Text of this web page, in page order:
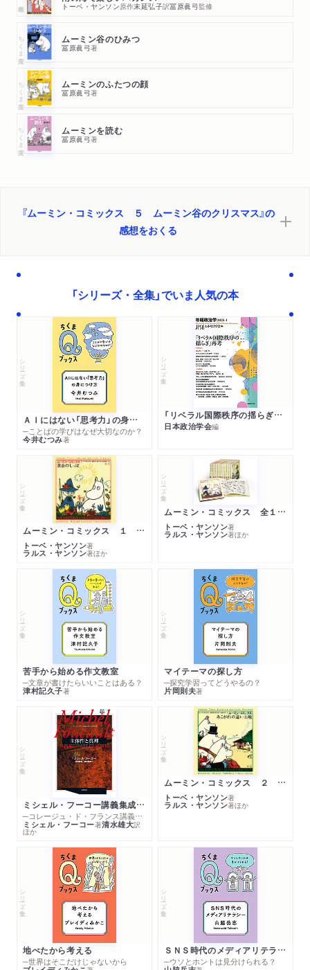
トーベ・ヤンソン原作末延弘子訳冨原眞弓監修
ちくま文庫 ムーミン谷のひみつ
冨原眞弓著
ちくま文庫 ムーミンのふたつの顔
冨原眞弓著
ちくま文庫 ムーミンを読む
冨原眞弓著
『ムーミン・コミックス ５ ムーミン谷のクリスマス』の
感想をおくる
「シリーズ・全集」でいま人気の本
シリーズ・全集
ＡＩにはない「思考力」の身につけ方
─ことばの学びはなぜ大切なのか？
今井むつみ著
シリーズ・全集
「リベラル国際秩序の揺らぎ」再考 年報政治学２０２６‐Ⅰ
日本政治学会編
シリーズ・全集
ムーミン・コミックス １ 黄金のしっぽ
トーベ・ヤンソン著
ラルス・ヤンソン著ほか
シリーズ・全集
ムーミン・コミックス 全１４巻セット
トーベ・ヤンソン著
ラルス・ヤンソン著ほか
シリーズ・全集
苦手から始める作文教室
─文章が書けたらいいことはある？
津村記久子著
シリーズ・全集
マイテーマの探し方
─探究学習ってどうやるの？
片岡則夫著
シリーズ・全集
ミシェル・フーコー講義集成１０ 主体性と真理
─コレージュ・ド・フランス講義１９８０－１９８１年度
ミシェル・フーコー著清水雄大訳
ほか
シリーズ・全集
ムーミン・コミックス ２ あこがれの遠い土地
トーベ・ヤンソン著
ラルス・ヤンソン著ほか
シリーズ・全集
地べたから考える
─世界はそこだけじゃないから
シリーズ・全集
ＳＮＳ時代のメディアリテラシー
─ウソとホントは見分けられる？